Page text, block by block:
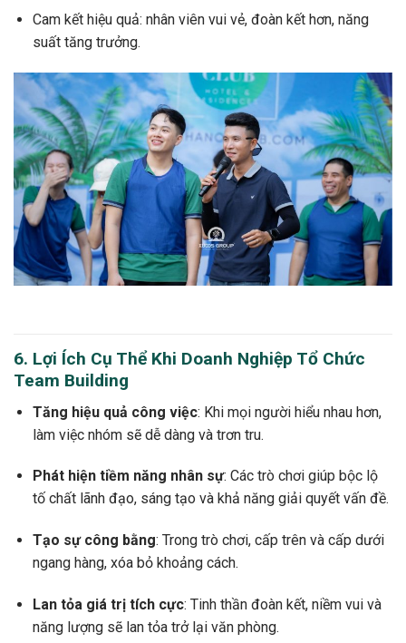
Cam kết hiệu quả: nhân viên vui vẻ, đoàn kết hơn, năng
suất tăng trưởng.
6. Lợi Ích Cụ Thể Khi Doanh Nghiệp Tổ Chức
Team Building
Tăng hiệu quả công việc: Khi mọi người hiểu nhau hơn,
làm việc nhóm sẽ dễ dàng và trơn tru.
Phát hiện tiềm năng nhân sự: Các trò chơi giúp bộc lộ
tố chất lãnh đạo, sáng tạo và khả năng giải quyết vấn đề.
Tạo sự công bằng: Trong trò chơi, cấp trên và cấp dưới
ngang hàng, xóa bỏ khoảng cách.
Lan tỏa giá trị tích cực: Tinh thần đoàn kết, niềm vui và
năng lượng sẽ lan tỏa trở lại văn phòng.